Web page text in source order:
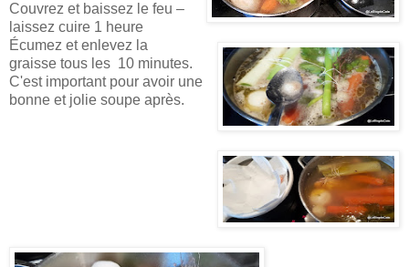
Couvrez et baissez le feu –
laissez cuire 1 heure
Écumez et enlevez la
graisse tous les 10 minutes.
C'est important pour avoir une
bonne et jolie soupe après.